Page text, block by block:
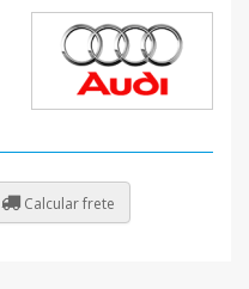
Calcular frete